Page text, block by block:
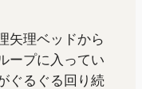
矢理ベッドから
ープに入ってい
ぐるぐる回り続